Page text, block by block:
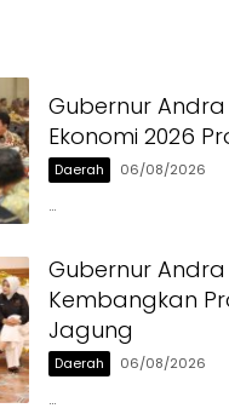
Gubernur Andra
Ekonomi 2026
Daerah 06/08/2026
…
Gubernur
Kembangkan
Jagung
Daerah 06/08/2026
…